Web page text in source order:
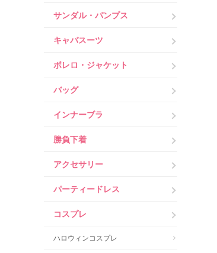
サンダル・パンプス
キャバスーツ
ボレロ・ジャケット
バッグ
インナーブラ
勝負下着
アクセサリー
パーティードレス
コスプレ
ハロウィンコスプレ